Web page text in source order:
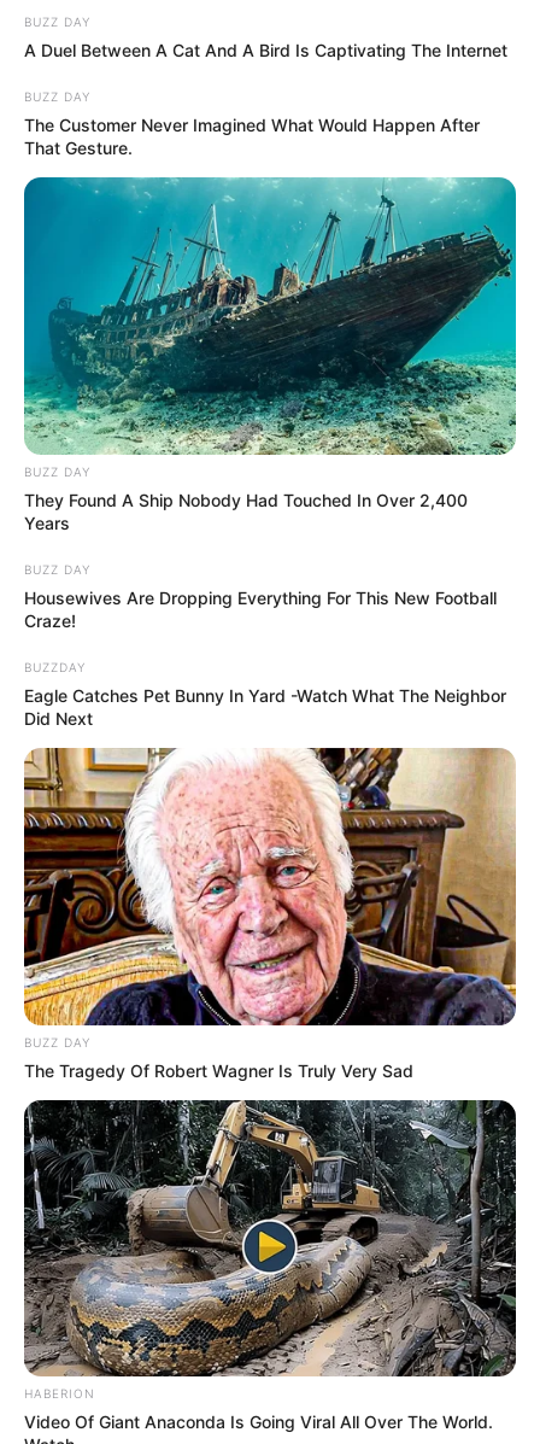
BUZZ DAY
A Duel Between A Cat And A Bird Is Captivating The Internet
BUZZ DAY
The Customer Never Imagined What Would Happen After
That Gesture.
BUZZ DAY
They Found A Ship Nobody Had Touched In Over 2,400
Years
BUZZ DAY
Housewives Are Dropping Everything For This New Football
Craze!
BUZZDAY
Eagle Catches Pet Bunny In Yard -Watch What The Neighbor
Did Next
BUZZ DAY
The Tragedy Of Robert Wagner Is Truly Very Sad
HABERION
Video Of Giant Anaconda Is Going Viral All Over The World.